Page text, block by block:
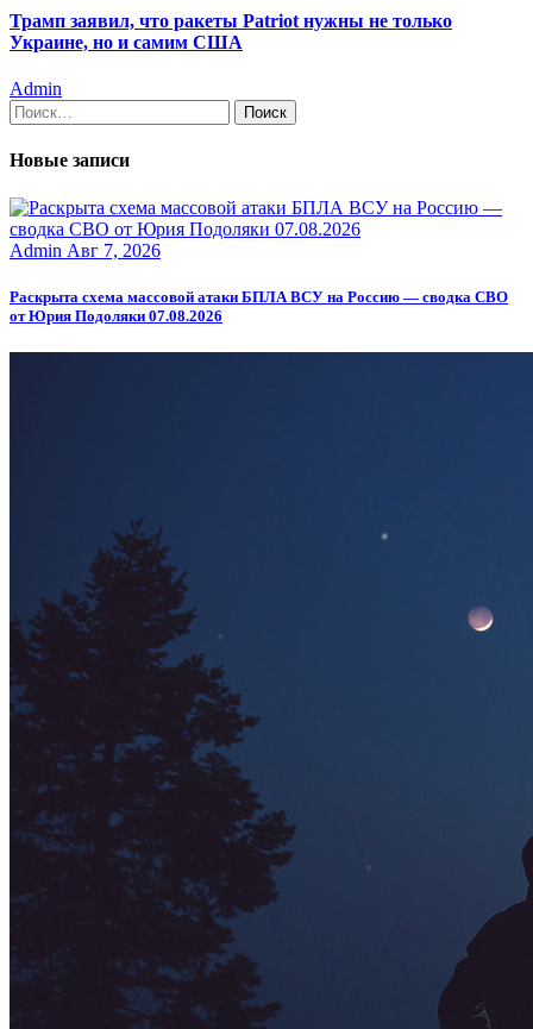
Трамп заявил, что ракеты Patriot нужны не только
Украине, но и самим США
Admin
Найти:
Новые записи
Admin Авг 7, 2026
Раскрыта схема массовой атаки БПЛА ВСУ на Россию — сводка СВО
от Юрия Подоляки 07.08.2026